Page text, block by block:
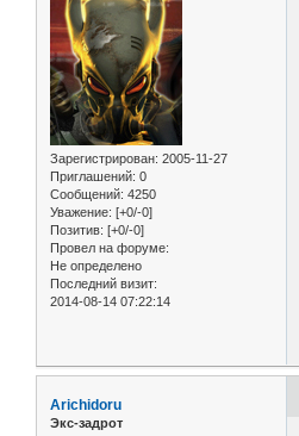
Зарегистрирован: 2005-11-27
Приглашений: 0
Сообщений: 4250
Уважение: [+0/-0]
Позитив: [+0/-0]
Провел на форуме:
Не определено
Последний визит:
2014-08-14 07:22:14
Arichidoru
Экс-задрот